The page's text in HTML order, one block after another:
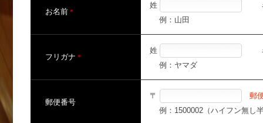
お名前 ＊
姓
例：山田
フリガナ ＊
姓
例：ヤマダ
郵便番号
〒
郵
例：1500002（ハイフン無し